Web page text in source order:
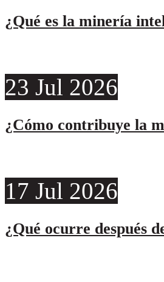
¿Qué es la minería
23 Jul 2026
¿Cómo contribuye la
17 Jul 2026
¿Qué ocurre después